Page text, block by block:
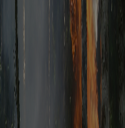
para brigadas